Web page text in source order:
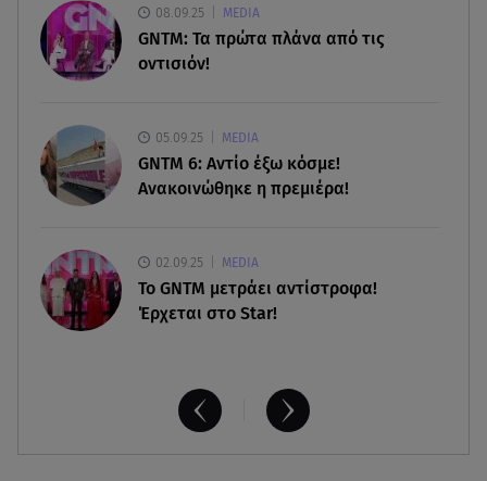
08.08.26 , 17:45
Εριέττα Κούρκουλου: Η συγκινητική ανάρτηση
για τα 33α γενέθλιά της
Νεκρή μεγαλόσωμη αρκούδα στην Καστοριά,
πιθανόν από πυροβολισμό
08.09.25 MEDIA
GNTM: Τα πρώτα πλάνα από τις
οντισιόν!
05.09.25 MEDIA
GNTM 6: Αντίο έξω κόσμε!
Ανακοινώθηκε η πρεμιέρα!
02.09.25 MEDIA
Το GNTM μετράει αντίστροφα!
Έρχεται στο Star!